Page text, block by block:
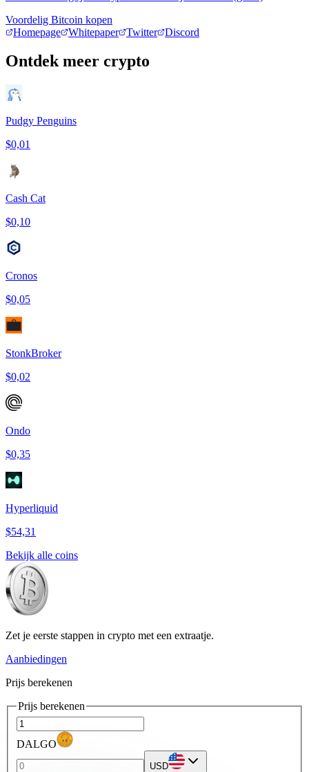
Voordelig Bitcoin kopen
Homepage
Whitepaper Twitter Discord
Ontdek meer crypto
Pudgy Penguins
$0,01
Cash Cat
$0,10
Cronos
$0,05
StonkBroker
$0,02
Ondo
$0,35
Hyperliquid
$54,31
Bekijk alle coins
Zet je eerste stappen in crypto met een extraatje.
Aanbiedingen
Prijs berekenen
Prijs berekenen
DALGO
USD